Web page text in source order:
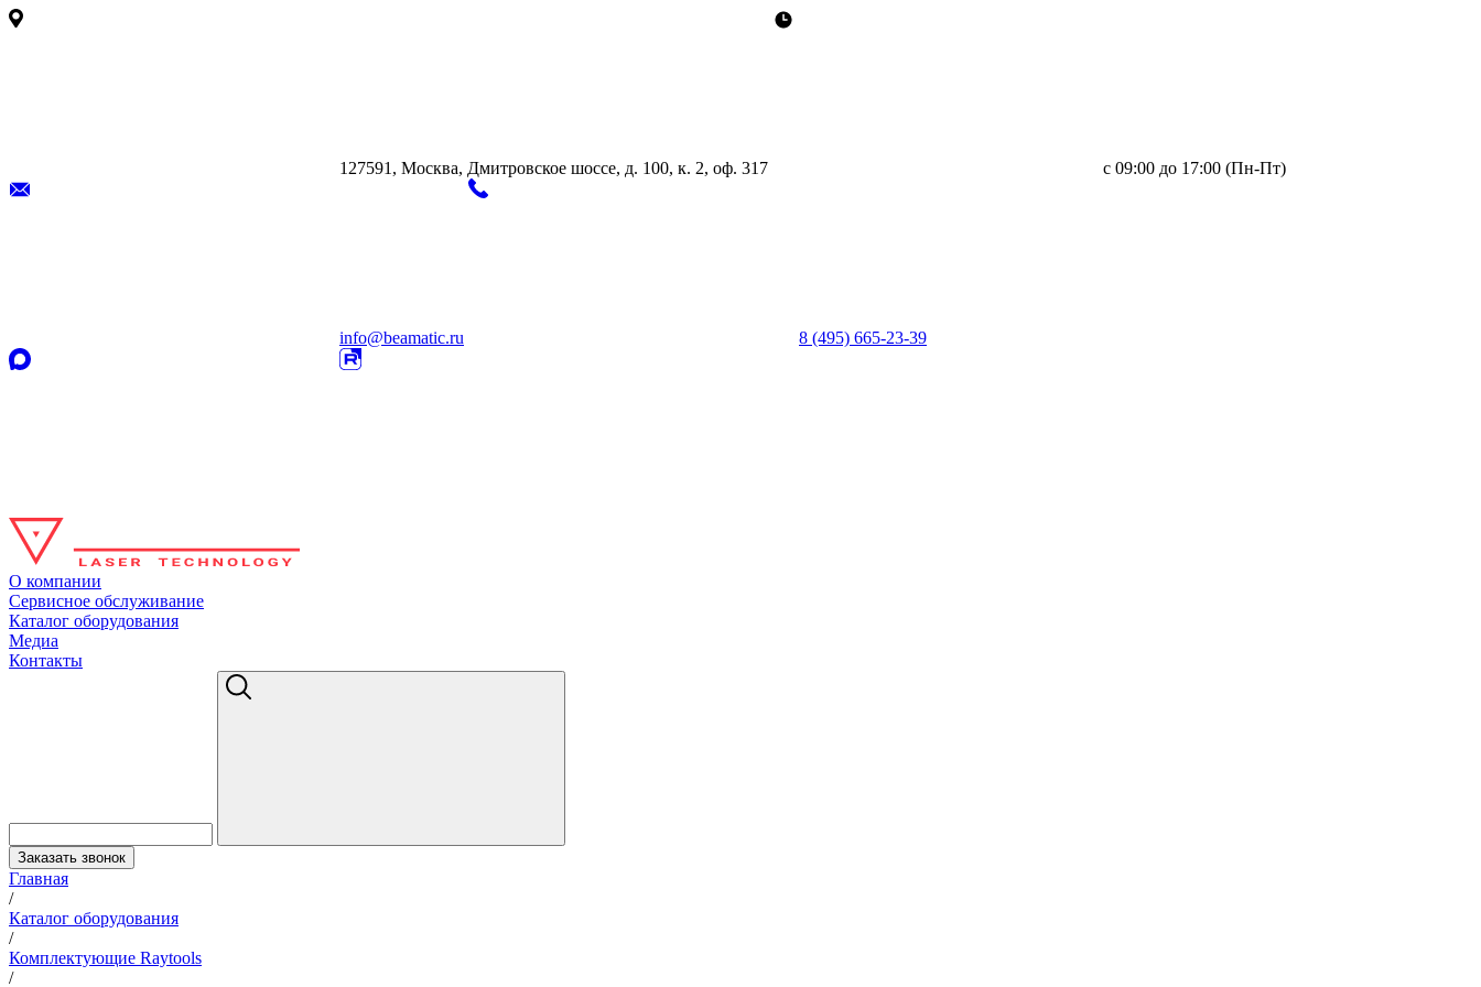
127591, Москва, Дмитровское шоссе, д. 100, к. 2, оф. 317 с 09:00 до 17:00 (Пн-Пт)
info@beamatic.ru 8 (495) 665-23-39
О компании
Сервисное обслуживание
Каталог оборудования
Медиа
Контакты
Заказать звонок
Главная
/
Каталог оборудования
/
Комплектующие Raytools
/